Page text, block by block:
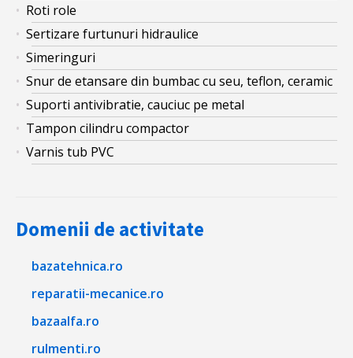
Roti role
Sertizare furtunuri hidraulice
Simeringuri
Snur de etansare din bumbac cu seu, teflon, ceramic
Suporti antivibratie, cauciuc pe metal
Tampon cilindru compactor
Varnis tub PVC
Domenii de activitate
bazatehnica.ro
reparatii-mecanice.ro
bazaalfa.ro
rulmenti.ro